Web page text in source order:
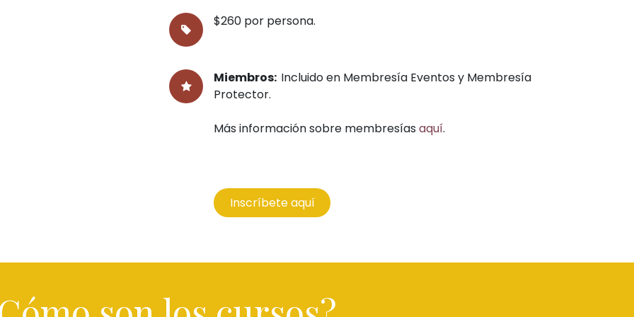
$260 por persona.
Miembros: Incluido en Membresía Eventos y Membresía
Protector.
Más información sobre membresías aquí.
Inscríbete ​​​​aquí